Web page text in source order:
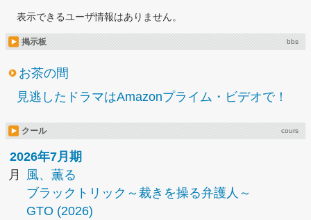
表示できるユーザ情報はありません。
掲示板 bbs
お茶の間
見逃したドラマはAmazonプライム・ビデオで！
クール cours
2026年7月期
月
風、薫る
ブラックトリック～裁きを操る弁護人～
GTO (2026)